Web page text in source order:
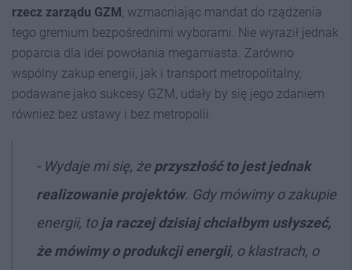
rzecz zarządu GZM, wzmacniając mandat do rządzenia
tego gremium bezpośrednimi wyborami. Nie wyraził jednak
poparcia dla idei powołania megamiasta. Zarówno
wspólny zakup energii, jak i transport metropolitalny,
podawane jako sukcesy GZM, udały by się jego zdaniem
również bez ustawy i bez metropolii.
- Wydaje mi się, że przyszłość to jest jednak
realizowanie projektów. Gdy mówimy o zakupie
energii, toja raczej dzisiaj chciałbym usłyszeć,
że mówimy o produkcji energii, o klastrach, o